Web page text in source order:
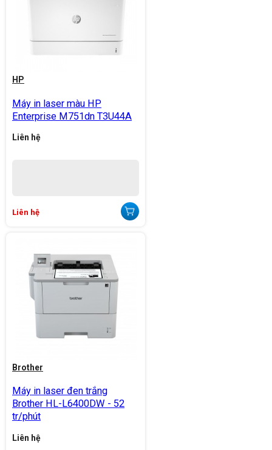
HP
Máy in laser màu HP
Enterprise M751dn T3U44A
Liên hệ
Liên hệ
Brother
Máy in laser đen trắng
Brother HL-L6400DW - 52
tr/phút
Liên hệ